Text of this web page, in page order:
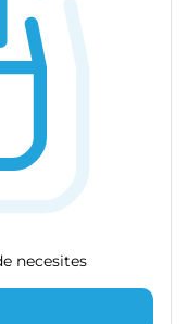
necesites